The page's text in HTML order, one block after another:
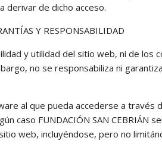
derivar de dicho acceso.
Y RESPONSABILIDAD
y utilidad del sitio web, ni de los
no se responsabiliza ni
al que pueda accederse a
caso FUNDACIÓN SAN CEBRIÁN
web, incluyéndose, pero no